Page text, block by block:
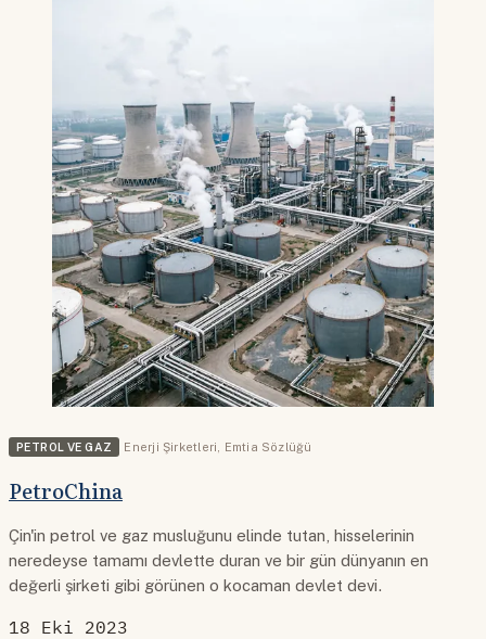
PETROL VE GAZ Enerji Şirketleri Emtia Sözlüğü
PetroChina
Çin'in petrol ve gaz musluğunu elinde tutan, hisselerinin
neredeyse tamamı devlette duran ve bir gün dünyanın en
değerli şirketi gibi görünen o kocaman devlet devi.
18 Eki 2023